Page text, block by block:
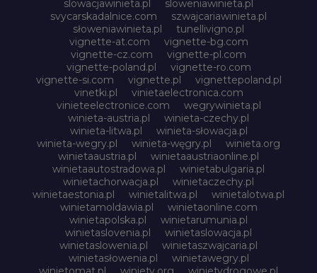
slowacjawinieta.pl
sloweniawinieta.pl
svycarskadalnice.com
szwajcariawinieta.pl
słoweniawinieta.pl
tunellivigno.pl
vignette-at.com
vignette-bg.com
vignette-cz.com
vignette-pl.com
vignette-poland.pl
vignette-ro.com
vignette-si.com
vignette.pl
vignettepoland.pl
vinetki.pl
vinietaelectronica.com
vinieteelectronice.com
wegrywinieta.pl
winieta-austria.pl
winieta-czechy.pl
winieta-litwa.pl
winieta-słowacja.pl
winieta-wegry.pl
winieta-węgry.pl
winieta.org
winietaaustria.pl
winietaaustriaonline.pl
winietaautostradowa.pl
winietabulgaria.pl
winietachorwacja.pl
winietaczechy.pl
winietaestonia.pl
winietalitwa.pl
winietalotwa.pl
winietamoldawia.pl
winietaonline.com
winietapolska.pl
winietarumunia.pl
winietaslovenia.pl
winietaslowacja.pl
winietaslowenia.pl
winietaszwajcaria.pl
winietasłowenia.pl
winietawegry.pl